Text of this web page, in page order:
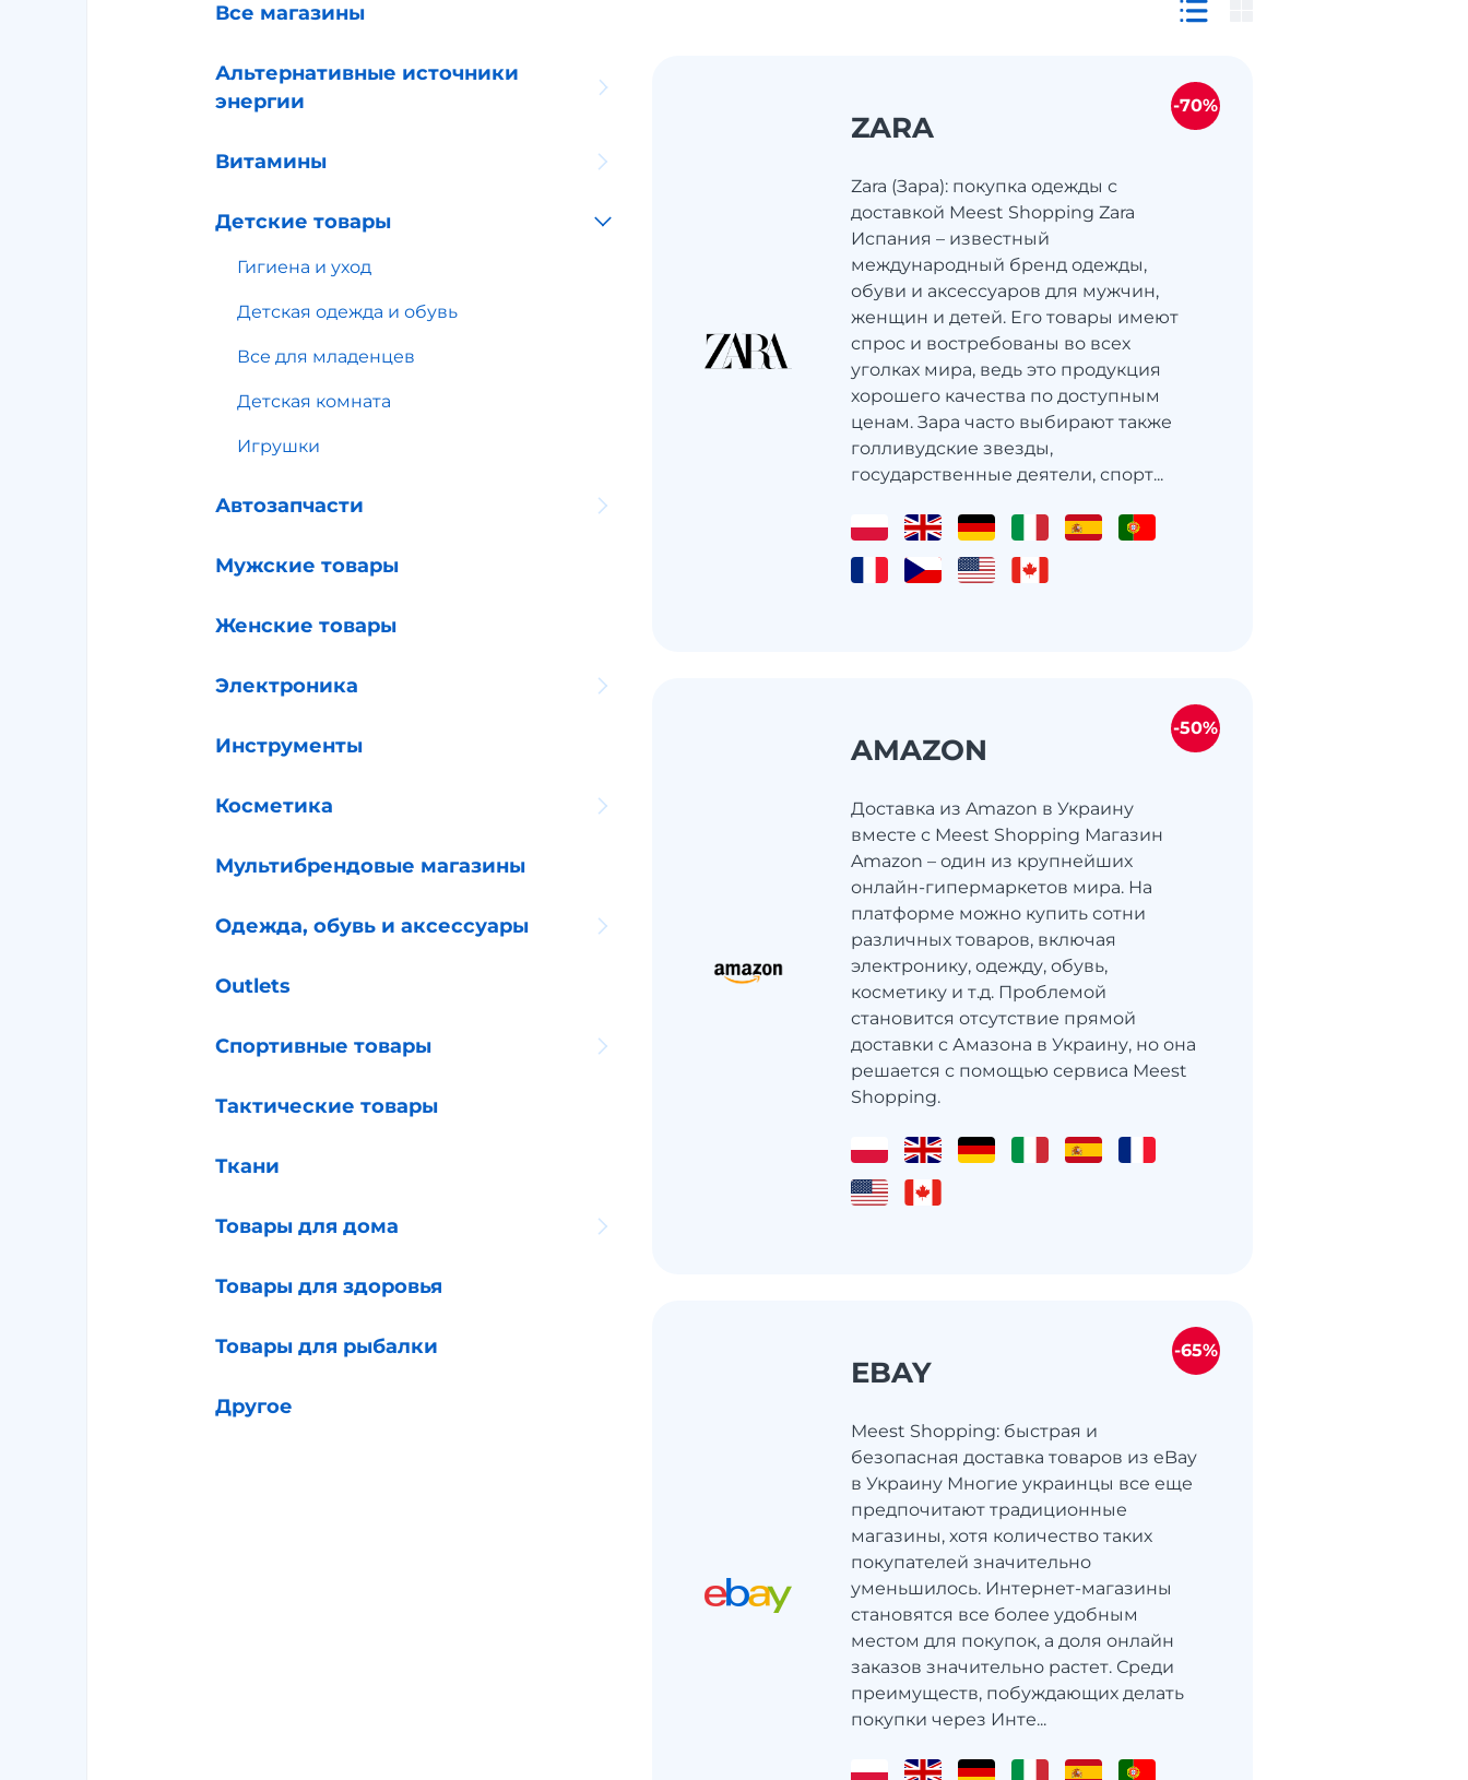
Все магазины
Альтернативные источники
энергии
Витамины
Детские товары
Гигиена и уход
Детская одежда и обувь
Все для младенцев
Детская комната
Игрушки
Автозапчасти
Мужские товары
Женские товары
Электроника
Инструменты
Косметика
Мультибрендовые магазины
Одежда, обувь и аксессуары
Outlets
Спортивные товары
Тактические товары
Ткани
Товары для дома
Товары для здоровья
Товары для рыбалки
Другое
ZARA
Zara (Зара): покупка одежды с
доставкой Meest Shopping Zara
Испания – известный
международный бренд одежды,
обуви и аксессуаров для мужчин,
женщин и детей. Его товары имеют
спрос и востребованы во всех
уголках мира, ведь это продукция
хорошего качества по доступным
ценам. Зара часто выбирают также
голливудские звезды,
государственные деятели, спорт...
-70%
AMAZON
Доставка из Amazon в Украину
вместе с Meest Shopping Магазин
Amazon – один из крупнейших
онлайн-гипермаркетов мира. На
платформе можно купить сотни
различных товаров, включая
электронику, одежду, обувь,
косметику и т.д. Проблемой
становится отсутствие прямой
доставки с Амазона в Украину, но она
решается с помощью сервиса Meest
Shopping.
-50%
EBAY
Meest Shopping: быстрая и
безопасная доставка товаров из eBay
в Украину Многие украинцы все еще
предпочитают традиционные
магазины, хотя количество таких
покупателей значительно
уменьшилось. Интернет-магазины
становятся все более удобным
местом для покупок, а доля онлайн
заказов значительно растет. Среди
преимуществ, побуждающих делать
покупки через Инте...
-65%